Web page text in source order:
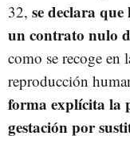
32, se declara
un contrato nulo
como se recoge en
reproducción
forma explícita la
gestación por